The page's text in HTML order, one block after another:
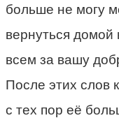
больше не могу
вернуться домой
всем за вашу
После этих слов
с тех пор её